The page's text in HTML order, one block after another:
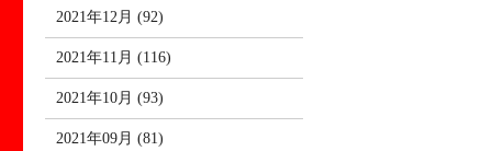
2021年12月 (92)
2021年11月 (116)
2021年10月 (93)
2021年09月 (81)